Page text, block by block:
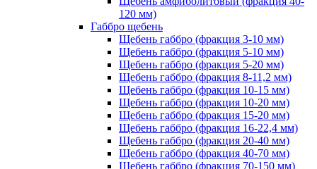
120 мм)
Габбро щебень
Щебень габбро (фракция 3-10 мм)
Щебень габбро (фракция 5-10 мм)
Щебень габбро (фракция 5-20 мм)
Щебень габбро (фракция 8-11,2 мм)
Щебень габбро (фракция 10-15 мм)
Щебень габбро (фракция 10-20 мм)
Щебень габбро (фракция 15-20 мм)
Щебень габбро (фракция 16-22,4 мм)
Щебень габбро (фракция 20-40 мм)
Щебень габбро (фракция 40-70 мм)
Щебень габбро (фракция 70-150 мм)